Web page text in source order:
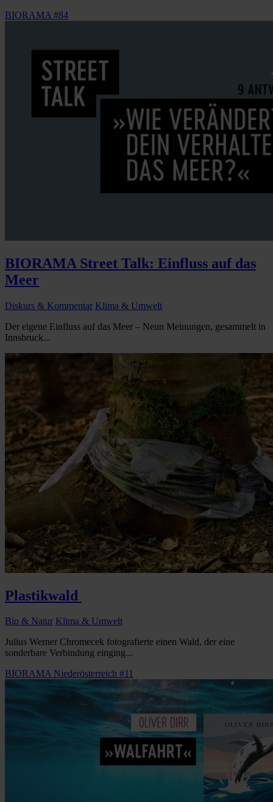
BIORAMA #84
BIORAMA Street Talk: Einfluss auf das
Meer
Diskurs & Kommentar Klima & Umwelt
Der eigene Einfluss auf das Meer – Neun Meinungen, gesammelt in
Innsbruck...
Plastikwald
Bio & Natur Klima & Umwelt
Julius Werner Chromecek fotografierte einen Wald, der eine
sonderbare Verbindung einging...
BIORAMA Niederösterreich #11